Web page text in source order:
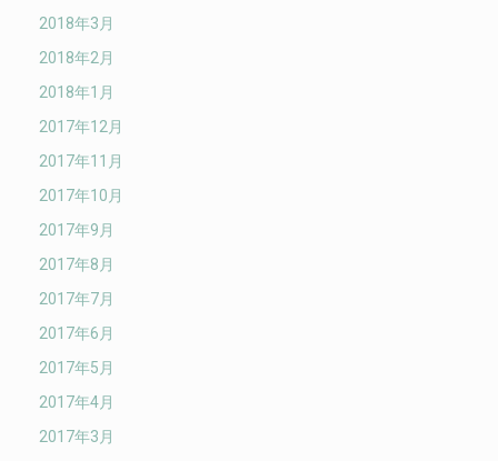
2018年3月
2018年2月
2018年1月
2017年12月
2017年11月
2017年10月
2017年9月
2017年8月
2017年7月
2017年6月
2017年5月
2017年4月
2017年3月